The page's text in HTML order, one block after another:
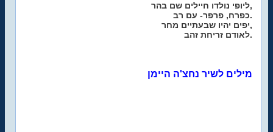
ליופי נולדו חיילים שם בהר,
כפרח, פרפר- עם רב.
יפים יהיו שבעתיים מחר,
לאודם זריחת זהב.
מילים לשיר נחצ'ה היימן